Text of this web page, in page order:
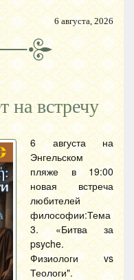
6 августа, 2026
на встречу
6 августа на
Энгельском
пляже в 19:00
новая встреча
любителей
философии:Тема
3. «Битва за
psyche.
Физиологи vs
Теологи".